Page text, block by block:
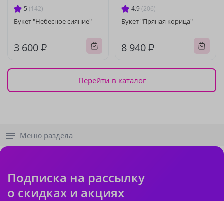
5 (142)
Букет "Небесное сияние"
3 600 ₽
4.9 (206)
Букет "Пряная корица"
8 940 ₽
Перейти в каталог
Меню раздела
Подписка на рассылку
о скидках и акциях